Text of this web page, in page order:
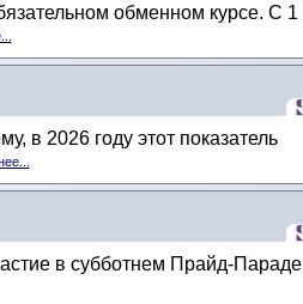
обменном курсе. С 1
в 2026 году этот показатель
в субботнем Прайд-Параде